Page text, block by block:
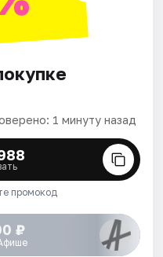
1 минуту назад
промокод
₽